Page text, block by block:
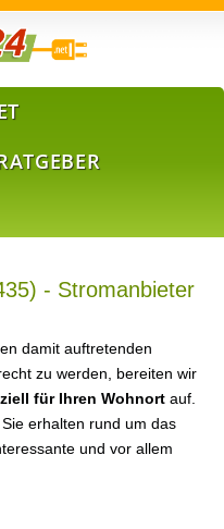
- Stromanbieter
damit auftretenden
zu werden, bereiten wir
für Ihren Wohnort auf.
erhalten rund um das
und vor allem